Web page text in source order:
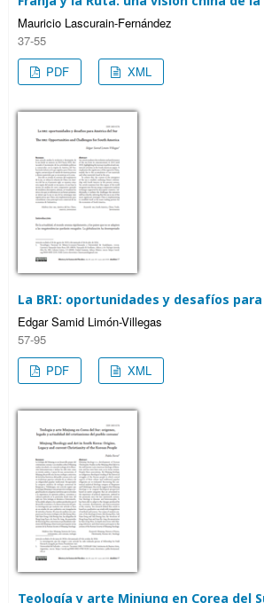
Mauricio Lascurain-Fernández
37-55
PDF
XML
La BRI: oportunidades y desafíos
Edgar Samid Limón-Villegas
57-95
PDF
XML
Teología y arte Minjung en Corea del